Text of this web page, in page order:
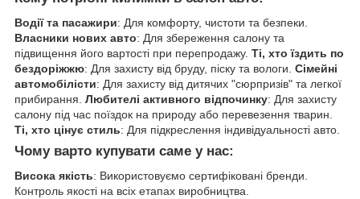
Водії та пасажири: Для комфорту, чистоти та безпеки.
Власники нових авто: Для збереження салону та
підвищення його вартості при перепродажу. Ті, хто їздить по
бездоріжжю: Для захисту від бруду, піску та вологи. Сімейні
автомобілісти: Для захисту від дитячих "сюрпризів" та легкої
прибирання. Любителі активного відпочинку: Для захисту
салону під час поїздок на природу або перевезення тварин.
Ті, хто цінує стиль: Для підкреслення індивідуальності авто.
Чому варто купувати саме у нас:
Висока якість: Використовуємо сертифіковані бренди.
Контроль якості на всіх етапах виробництва.